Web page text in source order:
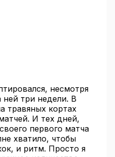
несмотря
ней три недели. В
травяных кортах
И тех дней,
первого матча
хватило, чтобы
и ритм. Просто я